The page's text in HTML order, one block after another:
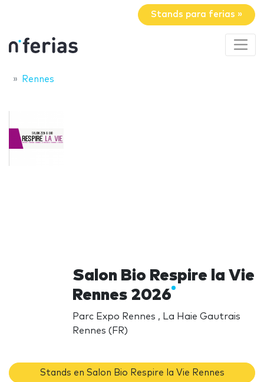
Stands para ferias »
Rennes
Salon Bio Respire la Vie
Rennes 2026
Parc Expo Rennes , La Haie Gautrais
Rennes (FR)
Stands en Salon Bio Respire la Vie Rennes